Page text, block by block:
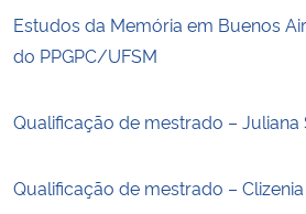
Estudos da Memória em Buenos
do PPGPC/UFSM
Qualificação de mestrado – Juliana
Qualificação de mestrado –